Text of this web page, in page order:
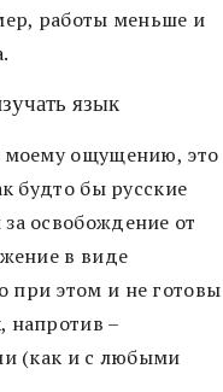
работы меньше и
язык
моему ощущению, это
будто бы русские
освобождение от
в виде
при этом и не готовы
напротив –
(как и с любыми